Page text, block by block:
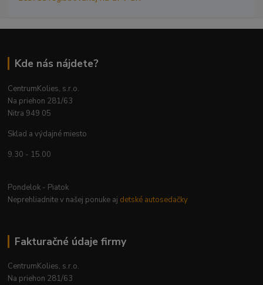
Kde nás nájdete?
CentrumKolies, s.r.o.
Na priehon 281/63
Nitra 949 05
Sklad a výdajné miesto
9.30 - 15.00
Pondelok - Piatok
Neprehliadnite v našej ponuke aj detské autosedačky
Fakturačné údaje firmy
CentrumKolies, s.r.o.
Na priehon 281/63